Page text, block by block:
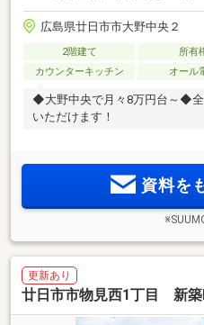
広島県廿日市市大野中央２
2階建て 所有
カウンターキッチン
オール
◆大野中央で月々8万円台～◆全
いただけます！
資料を
更新あり
廿日市市物見西1丁目 新